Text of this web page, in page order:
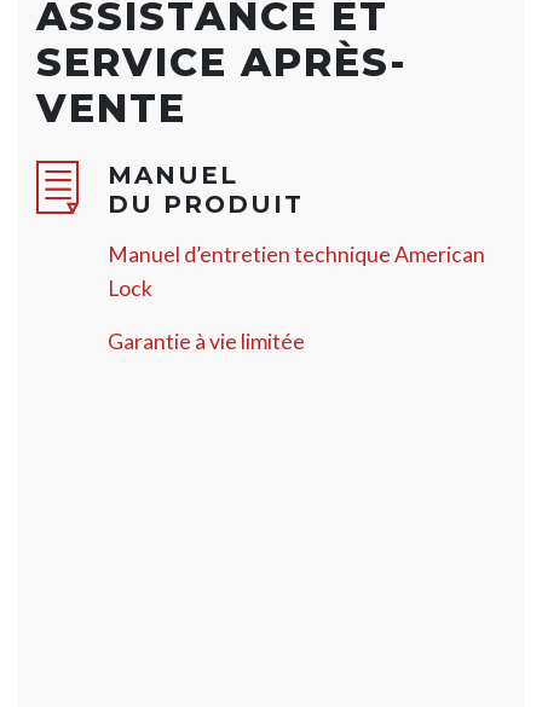
ASSISTANCE ET
SERVICE APRÈS-
VENTE
MANUEL
DU PRODUIT
Manuel d’entretien technique American
Lock
Garantie à vie limitée